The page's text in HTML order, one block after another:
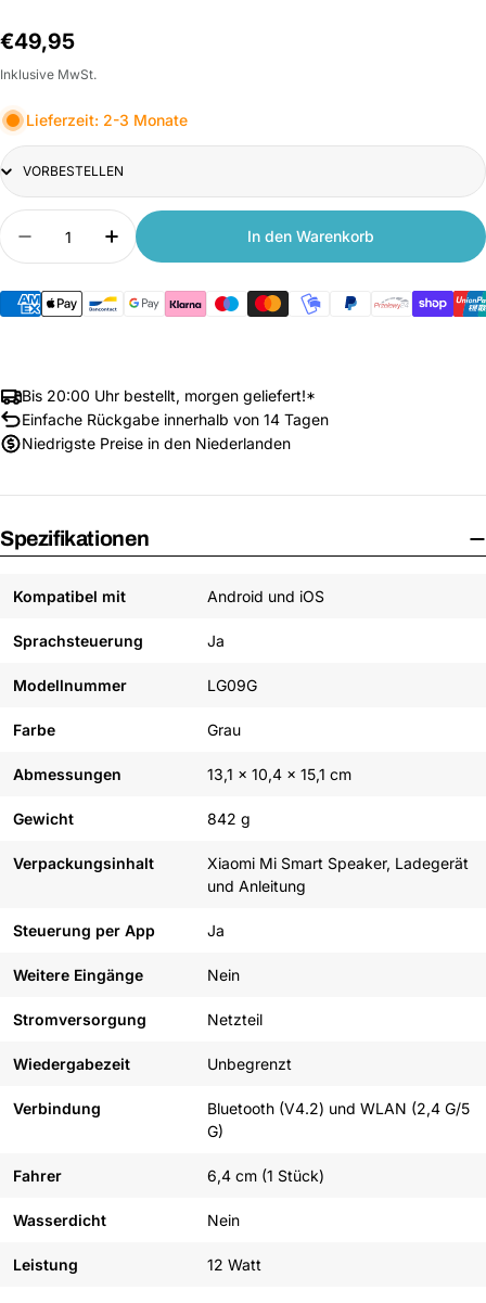
Normalpreis
€49,95
Inklusive MwSt.
Lieferzeit: 2-3 Monate
Title
Anzahl
Menge verringern für Xiaomi Mi Smart Speaker
Anzahl erhöhen für Xiaomi Mi Smart
In den Warenkorb
Bis 20:00 Uhr bestellt, morgen geliefert!*
Einfache Rückgabe innerhalb von 14 Tagen
Niedrigste Preise in den Niederlanden
Spezifikationen
Kompatibel mit Android und iOS
Sprachsteuerung Ja
Modellnummer LG09G
Farbe Grau
Abmessungen 13,1 x 10,4 x 15,1 cm
Gewicht 842 g
Verpackungsinhalt
Xiaomi Mi Smart Speaker, Ladegerät
und Anleitung
Steuerung per App Ja
Weitere Eingänge Nein
Stromversorgung Netzteil
Wiedergabezeit Unbegrenzt
Verbindung
Bluetooth (V4.2) und WLAN (2,4 G/5
G)
Fahrer 6,4 cm (1 Stück)
Wasserdicht Nein
Leistung 12 Watt